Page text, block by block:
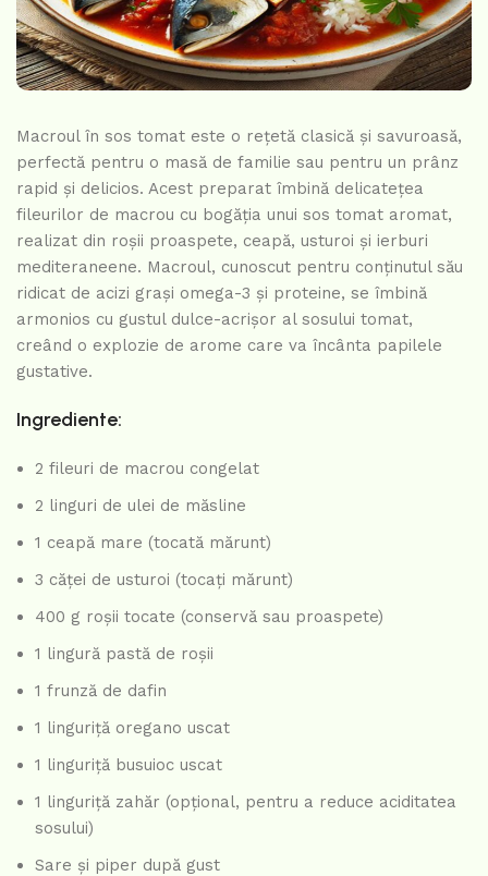
Macroul în sos tomat este o rețetă clasică și savuroasă,
perfectă pentru o masă de familie sau pentru un prânz
rapid și delicios. Acest preparat îmbină delicatețea
fileurilor de macrou cu bogăția unui sos tomat aromat,
realizat din roșii proaspete, ceapă, usturoi și ierburi
mediteraneene. Macroul, cunoscut pentru conținutul său
ridicat de acizi grași omega-3 și proteine, se îmbină
armonios cu gustul dulce-acrișor al sosului tomat,
creând o explozie de arome care va încânta papilele
gustative.
Ingrediente:
2 fileuri de macrou congelat
2 linguri de ulei de măsline
1 ceapă mare (tocată mărunt)
3 căței de usturoi (tocați mărunt)
400 g roșii tocate (conservă sau proaspete)
1 lingură pastă de roșii
1 frunză de dafin
1 linguriță oregano uscat
1 linguriță busuioc uscat
1 linguriță zahăr (opțional, pentru a reduce aciditatea
sosului)
Sare și piper după gust